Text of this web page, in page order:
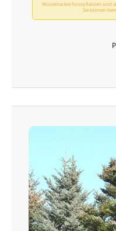
Wurzelnackte Forstpflanzen sind
Sie können